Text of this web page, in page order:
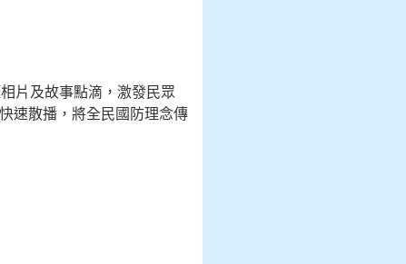
片及故事點滴，激發民眾
速散播，將全民國防理念傳